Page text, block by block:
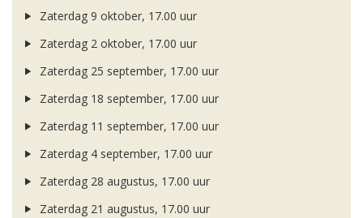
Zaterdag 9 oktober, 17.00 uur
Zaterdag 2 oktober, 17.00 uur
Zaterdag 25 september, 17.00 uur
Zaterdag 18 september, 17.00 uur
Zaterdag 11 september, 17.00 uur
Zaterdag 4 september, 17.00 uur
Zaterdag 28 augustus, 17.00 uur
Zaterdag 21 augustus, 17.00 uur